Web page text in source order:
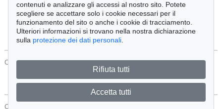
Cerca
CONTATTI Protezione Dei Dati
CONTATTI
contenuti e analizzare gli accessi al nostro sito. Potete
scegliere se accettare solo i cookie necessari per il
funzionamento del sito o anche i cookie di tracciamento.
Ulteriori informazioni si trovano nella nostra dichiarazione
sulla protezione dei dati personali
Rifiuta tutti
Accetta tutti